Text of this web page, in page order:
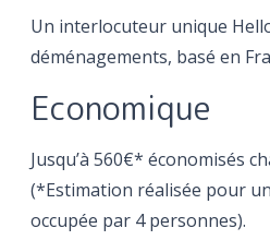
Un interlocuteur unique
déménagements, basé en
Economique
Jusqu’à 560€* économisés
(*Estimation réalisée pour
occupée par 4 personnes).